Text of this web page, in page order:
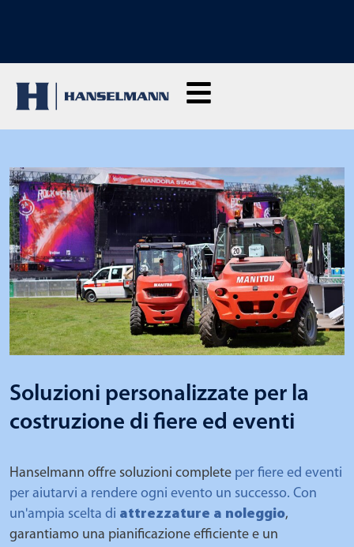
SCOPRI I NOSTRI CORSI DI FORMAZIONE: Clicca qui per richiedere
Soluzioni personalizzate per la
costruzione di fiere ed eventi
Hanselmann offre soluzioni complete per fiere ed eventi
per aiutarvi a rendere ogni evento un successo. Con
un'ampia scelta di attrezzature a noleggio,
garantiamo una pianificazione efficiente e un